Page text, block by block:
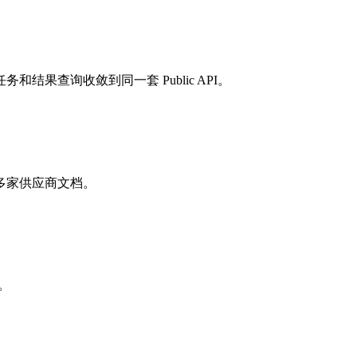
和结果查询收敛到同一套 Public API。
供应商文档。